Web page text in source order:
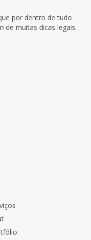
por dentro de tudo
de muitas dicas legais.